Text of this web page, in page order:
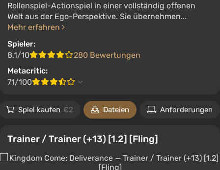
Rollenspiel-Actionspiel in einer vollständig offenen
Welt aus der Ego-Perspektive. Sie übernehmen...
Mehr erfahren
Spieler:
8.1/10
280 Bewertungen
Metacritic:
71/100
Spiel kaufen €2 Dateien Anforderungen
Trainer / Trainer (+13) [1.2] [Fling]